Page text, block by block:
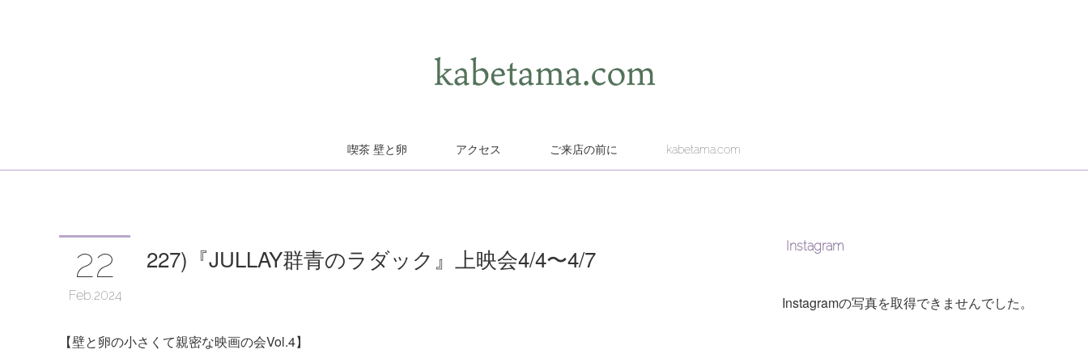
喫茶 壁と卵 アクセス ご来店の前に kabetama.com
22
Feb 2024
227)『JULLAY群⻘のラダック』上映会4/4〜4/7
【壁と卵の小さくて親密な映画の会Vol.4】
Instagram
Instagramの写真を取得できませんでした。